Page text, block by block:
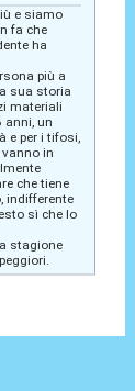
e siamo
fa che
ha
più a
sua storia
materiali
anni, un
e per i tifosi,
in
che tiene
indifferente
sì che lo
stagione